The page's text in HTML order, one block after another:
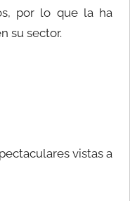
por lo que la ha
su sector.
vistas a